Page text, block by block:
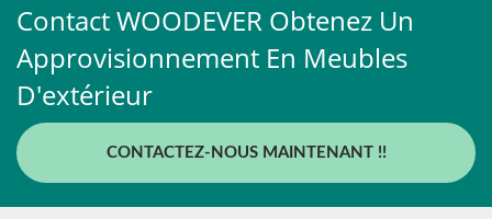
Contact WOODEVER Obtenez Un
Approvisionnement En Meubles
D'extérieur
CONTACTEZ-NOUS MAINTENANT !!